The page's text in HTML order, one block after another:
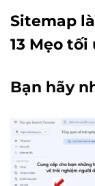
Sitemap
13 Mẹo
Bạn hãy